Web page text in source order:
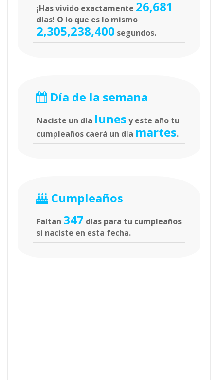
¡Has vivido exactamente 26,681
días! O lo que es lo mismo
2,305,238,400 segundos.
Día de la semana
Naciste un día lunes y este año tu
cumpleaños caerá un día martes.
Cumpleaños
Faltan 347 días para tu cumpleaños
si naciste en esta fecha.